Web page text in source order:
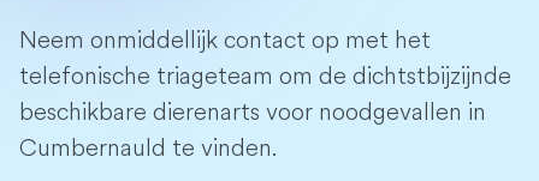
Neem onmiddellijk contact op met het
telefonische triageteam om de dichtstbijzijnde
beschikbare dierenarts voor noodgevallen in
Cumbernauld te vinden.